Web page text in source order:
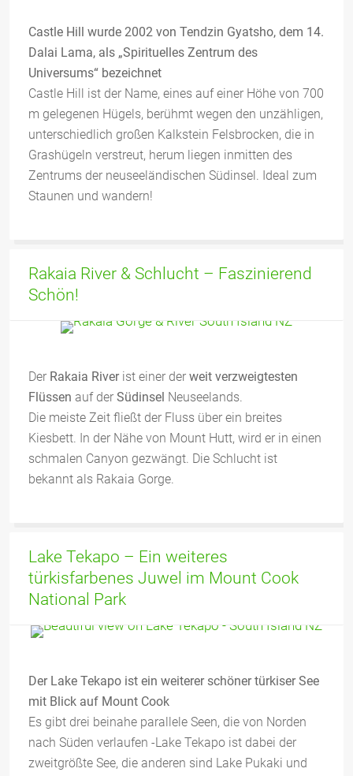
Castle Hill wurde 2002 von Tendzin Gyatsho, dem 14.
Dalai Lama, als „Spirituelles Zentrum des
Universums“ bezeichnet
Castle Hill ist der Name, eines auf einer Höhe von 700
m gelegenen Hügels, berühmt wegen den unzähligen,
unterschiedlich großen Kalkstein Felsbrocken, die in
Grashügeln verstreut, herum liegen inmitten des
Zentrums der neuseeländischen Südinsel. Ideal zum
Staunen und wandern!
Rakaia River & Schlucht – Faszinierend
Schön!
Der Rakaia Riverist einer der weit verzweigtesten
Flüssen auf der Südinsel Neuseelands.
Die meiste Zeit fließt der Fluss über ein breites
Kiesbett. In der Nähe von Mount Hutt, wird er in einen
schmalen Canyon gezwängt. Die Schlucht ist
bekannt als Rakaia Gorge.
Lake Tekapo – Ein weiteres
türkisfarbenes Juwel im Mount Cook
National Park
Der Lake Tekapo ist ein weiterer schöner türkiser See
mit Blick auf Mount Cook
Es gibt drei beinahe parallele Seen, die von Norden
nach Süden verlaufen -Lake Tekapo ist dabei der
zweitgrößte See, die anderen sind Lake Pukaki und